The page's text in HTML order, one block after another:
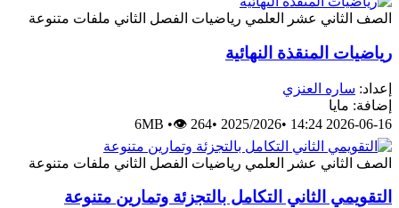
الصف الثاني عشر العلمي رياضيات الفصل الثاني ملفات متنوعة
رياضيات المنقذة النهائية
إعداد: ساره العنزي
إضافة: مايا
2026-06-16 14:24
•
2025/2026
•
6MB •👁 264
الصف الثاني عشر العلمي رياضيات الفصل الثاني ملفات متنوعة
التقويمي الثاني التكامل بالتجزئة وتمارين متنوعة